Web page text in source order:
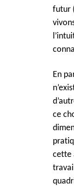
futur
En
ce
cette